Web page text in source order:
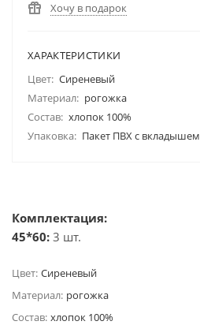
Хочу в подарок
ХАРАКТЕРИСТИКИ
Цвет: Сиреневый
Материал: рогожка
Состав: хлопок 100%
Упаковка: Пакет ПВХ с вкладышем
Комплектация:
45*60: 3 шт.
Цвет: Сиреневый
Материал: рогожка
Состав: хлопок 100%